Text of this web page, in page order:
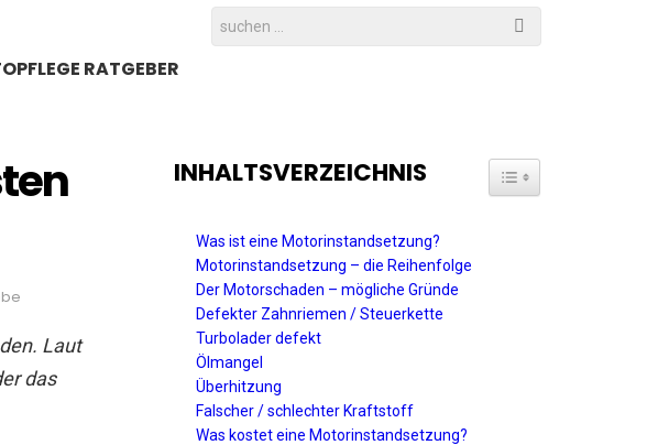
Search
for:
RATGEBER
Laut
das
INHALTSVERZEICHNIS TOGGLE TABLE OF
Was ist eine Motorinstandsetzung?
Motorinstandsetzung – die Reihenfolge
Der Motorschaden – mögliche Gründe
Defekter Zahnriemen / Steuerkette
Turbolader defekt
Ölmangel
Überhitzung
Falscher / schlechter Kraftstoff
Was kostet eine Motorinstandsetzung?